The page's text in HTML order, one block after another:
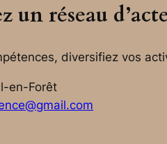
un réseau
diversifiez vos
en-Forêt